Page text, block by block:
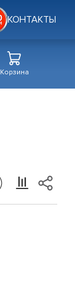
КОНТАКТЫ
Корзина